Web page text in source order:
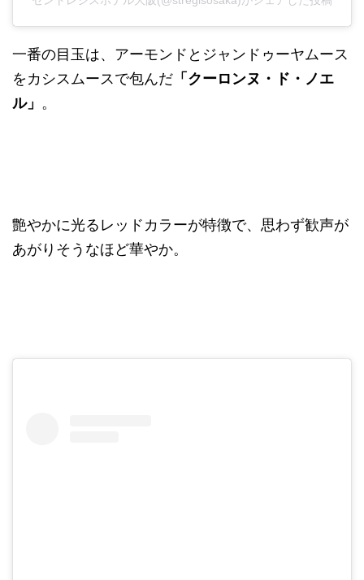
一番の目玉は、アーモンドとジャンドゥーヤムース
をカシスムースで包んだ 「クーロンヌ・ド・ノエ
ル」 。
艶やかに光るレッドカラーが特徴で、思わず歓声が
あがりそうなほど華やか。